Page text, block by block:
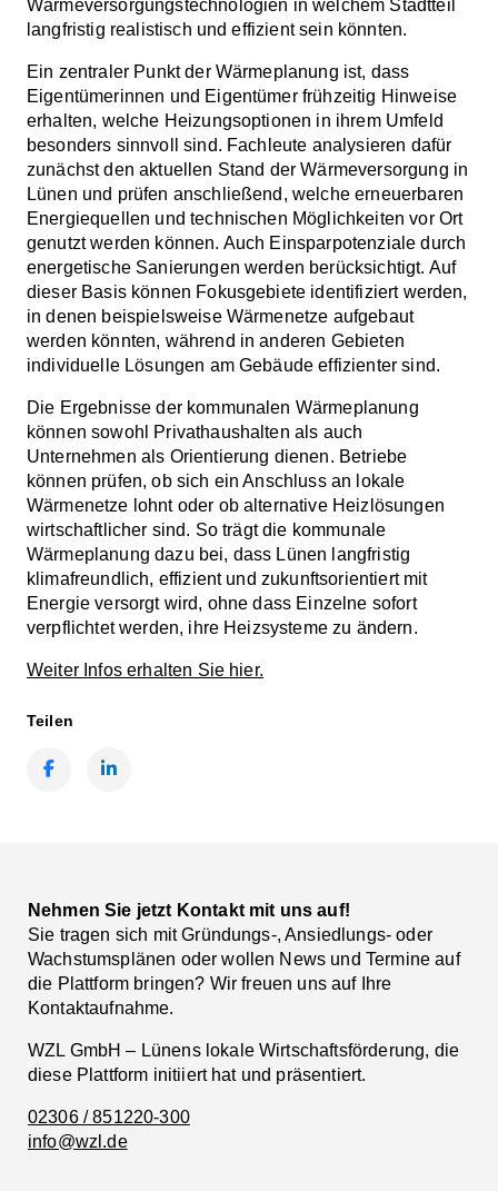
Wärmeversorgungstechnologien in welchem Stadtteil
langfristig realistisch und effizient sein könnten.
Ein zentraler Punkt der Wärmeplanung ist, dass
Eigentümerinnen und Eigentümer frühzeitig Hinweise
erhalten, welche Heizungsoptionen in ihrem Umfeld
besonders sinnvoll sind. Fachleute analysieren dafür
zunächst den aktuellen Stand der Wärmeversorgung in
Lünen und prüfen anschließend, welche erneuerbaren
Energiequellen und technischen Möglichkeiten vor Ort
genutzt werden können. Auch Einsparpotenziale durch
energetische Sanierungen werden berücksichtigt. Auf
dieser Basis können Fokusgebiete identifiziert werden,
in denen beispielsweise Wärmenetze aufgebaut
werden könnten, während in anderen Gebieten
individuelle Lösungen am Gebäude effizienter sind.
Die Ergebnisse der kommunalen Wärmeplanung
können sowohl Privathaushalten als auch
Unternehmen als Orientierung dienen. Betriebe
können prüfen, ob sich ein Anschluss an lokale
Wärmenetze lohnt oder ob alternative Heizlösungen
wirtschaftlicher sind. So trägt die kommunale
Wärmeplanung dazu bei, dass Lünen langfristig
klimafreundlich, effizient und zukunftsorientiert mit
Energie versorgt wird, ohne dass Einzelne sofort
verpflichtet werden, ihre Heizsysteme zu ändern.
Weiter Infos erhalten Sie hier.
Teilen
Nehmen Sie jetzt Kontakt mit uns auf!
Sie tragen sich mit Gründungs-, Ansiedlungs- oder
Wachstumsplänen oder wollen News und Termine auf
die Plattform bringen? Wir freuen uns auf Ihre
Kontaktaufnahme.
WZL GmbH – Lünens lokale Wirtschaftsförderung, die
diese Plattform initiiert hat und präsentiert.
02306 / 851220-300
info@wzl.de